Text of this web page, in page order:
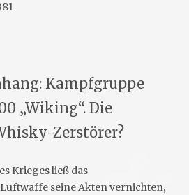
Kampfgruppe
„Wiking“. Die
Zerstörer?
Krieges ließ das
seine Akten vernichten,